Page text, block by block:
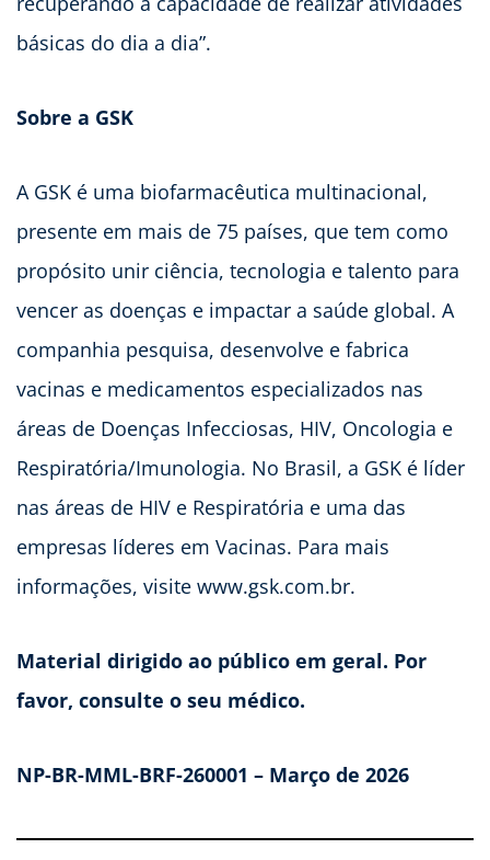
básicas do dia a dia”.
Sobre a GSK
A GSK é uma biofarmacêutica multinacional,
presente em mais de 75 países, que tem como
propósito unir ciência, tecnologia e talento para
vencer as doenças e impactar a saúde global. A
companhia pesquisa, desenvolve e fabrica
vacinas e medicamentos especializados nas
áreas de Doenças Infecciosas, HIV, Oncologia e
Respiratória/Imunologia. No Brasil, a GSK é líder
nas áreas de HIV e Respiratória e uma das
empresas líderes em Vacinas. Para mais
informações, visite www.gsk.com.br.
Material dirigido ao público em geral. Por
favor, consulte o seu médico.
NP-BR-MML-BRF-260001 – Março de 2026